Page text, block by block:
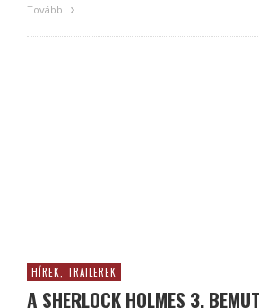
Tovább
HÍREK, TRAILEREK
A SHERLOCK HOLMES 3.